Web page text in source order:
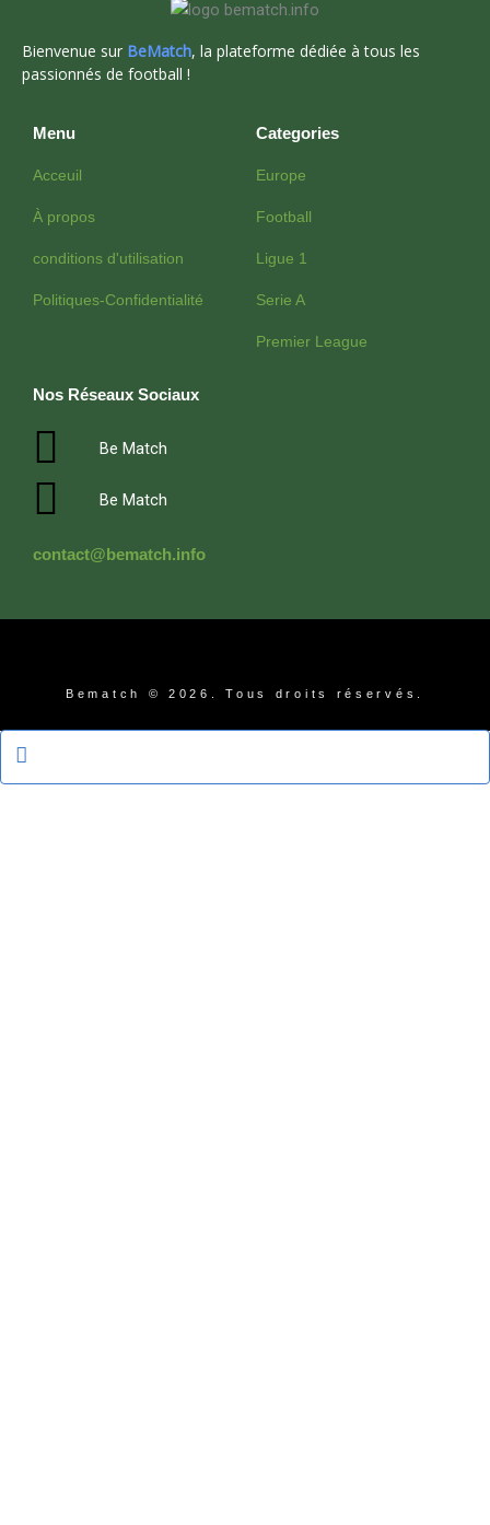
Bienvenue sur BeMatch, la plateforme dédiée à tous les
passionnés de football !
Menu
Acceuil
À propos
conditions d'utilisation
Politiques-Confidentialité
Categories
Europe
Football
Ligue 1
Serie A
Premier League
Nos Réseaux Sociaux
Be Match
Be Match
contact@bematch.info
Bematch © 2026. Tous droits réservés.